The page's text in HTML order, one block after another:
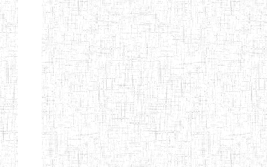
Chercher:
Effacer les filtres
Denomination
Type